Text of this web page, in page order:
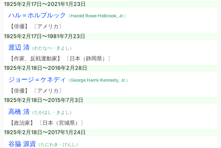
1925年2月17日〜2021年1月23日
ハル＝ホルブルック （Harold Rowe Holbrook, Jr.）
【俳優】 〔アメリカ〕
1925年2月17日〜1981年7月23日
渡辺 清（わたなべ・きよし）
【作家、反戦運動家】 〔日本（静岡県）〕
1925年2月18日〜2016年2月28日
ジョージ＝ケネディ （George Harris Kennedy, Jr.）
【俳優】 〔アメリカ〕
1925年2月18日〜2015年7月3日
高橋 清（たかはし・きよし）
【政治家】 〔日本（宮城県）〕
1925年2月18日〜2017年1月24日
谷脇 源資 （たにわき・げんし）